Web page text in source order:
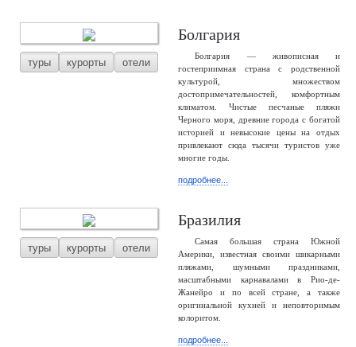
туры курорты отели
Болгария
Болгария — живописная и
гостеприимная страна с родственной
культурой, множеством
достопримечательностей, комфортным
климатом. Чистые песчаные пляжи
Черного моря, древние города с богатой
историей и невысокие цены на отдых
привлекают сюда тысячи туристов уже
многие годы.
подробнее...
туры курорты отели
Бразилия
Самая большая страна Южной
Америки, известная своими шикарными
пляжами, шумными праздниками,
масштабными карнавалами в Рио-де-
Жанейро и по всей стране, а также
оригинальной кухней и неповторимым
колоритом.
подробнее...